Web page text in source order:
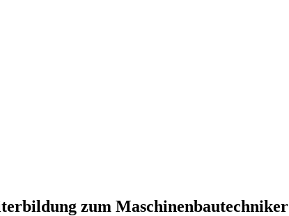
zum Maschinenbautechniker